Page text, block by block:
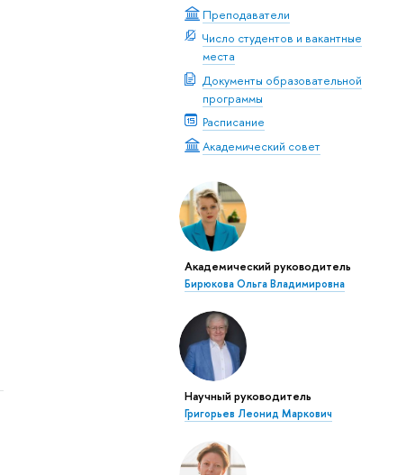
Преподаватели
Число студентов и вакантные
места
Документы образовательной
программы
Расписание
Академический совет
Академический руководитель
Бирюкова Ольга Владимировна
Научный руководитель
Григорьев Леонид Маркович